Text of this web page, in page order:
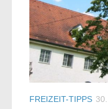
FREIZEIT-TIPPS